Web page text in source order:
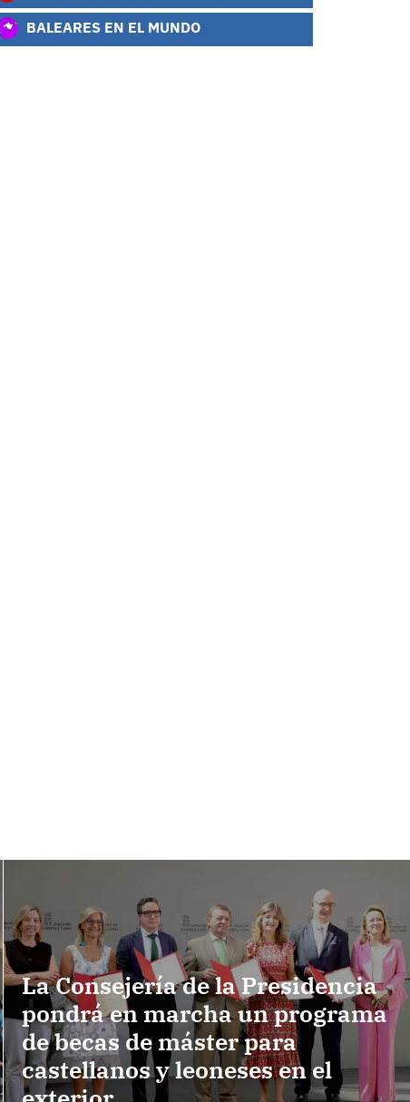
BALEARES EN EL MUNDO
La Consejería de la Presidencia
pondrá en marcha un programa
de becas de máster para
castellanos y leoneses en el